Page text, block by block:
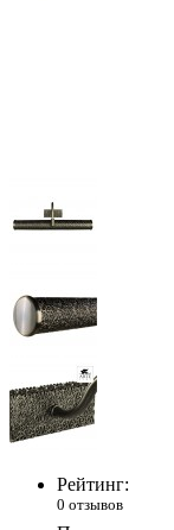
Рейтинг:
0 отзывов